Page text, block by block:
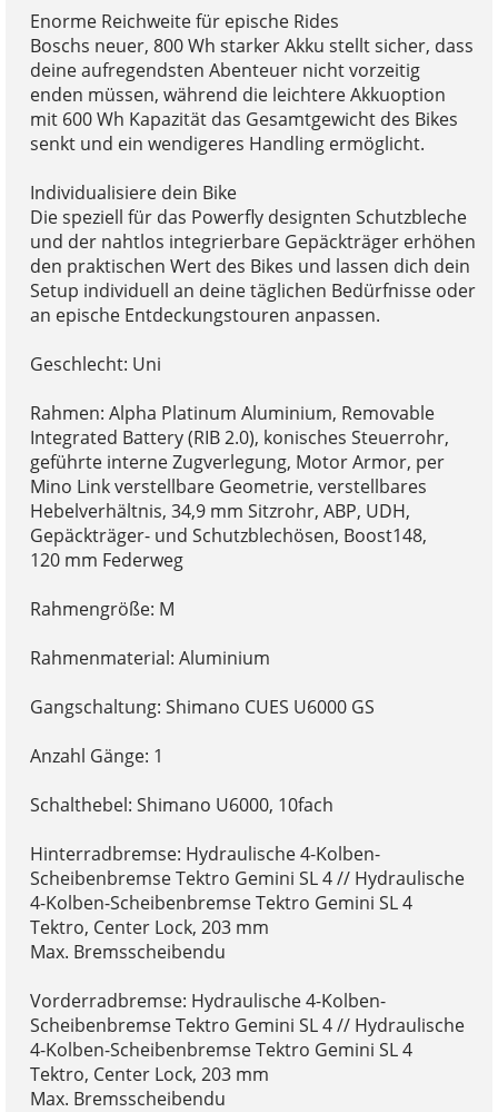
Enorme Reichweite für epische Rides
Boschs neuer, 800 Wh starker Akku stellt sicher, dass
deine aufregendsten Abenteuer nicht vorzeitig
enden müssen, während die leichtere Akkuoption
mit 600 Wh Kapazität das Gesamtgewicht des Bikes
senkt und ein wendigeres Handling ermöglicht.
Individualisiere dein Bike
Die speziell für das Powerfly designten Schutzbleche
und der nahtlos integrierbare Gepäckträger erhöhen
den praktischen Wert des Bikes und lassen dich dein
Setup individuell an deine täglichen Bedürfnisse oder
an epische Entdeckungstouren anpassen.
Geschlecht: Uni
Rahmen: Alpha Platinum Aluminium, Removable
Integrated Battery (RIB 2.0), konisches Steuerrohr,
geführte interne Zugverlegung, Motor Armor, per
Mino Link verstellbare Geometrie, verstellbares
Hebelverhältnis, 34,9 mm Sitzrohr, ABP, UDH,
Gepäckträger- und Schutzblechösen, Boost148,
120 mm Federweg
Rahmengröße: M
Rahmenmaterial: Aluminium
Gangschaltung: Shimano CUES U6000 GS
Anzahl Gänge: 1
Schalthebel: Shimano U6000, 10fach
Hinterradbremse: Hydraulische 4-Kolben-
Scheibenbremse Tektro Gemini SL 4 // Hydraulische
4-Kolben-Scheibenbremse Tektro Gemini SL 4
Tektro, Center Lock, 203 mm
Max. Bremsscheibendu
Vorderradbremse: Hydraulische 4-Kolben-
Scheibenbremse Tektro Gemini SL 4 // Hydraulische
4-Kolben-Scheibenbremse Tektro Gemini SL 4
Tektro, Center Lock, 203 mm
Max. Bremsscheibendu